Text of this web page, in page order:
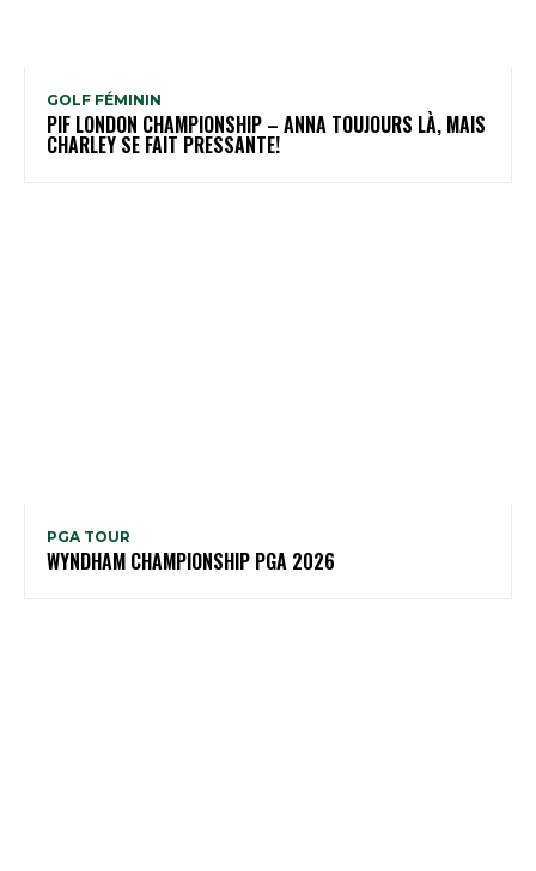
GOLF FÉMININ
PIF LONDON CHAMPIONSHIP – ANNA TOUJOURS LÀ, MAIS
CHARLEY SE FAIT PRESSANTE!
PGA TOUR
WYNDHAM CHAMPIONSHIP PGA 2026